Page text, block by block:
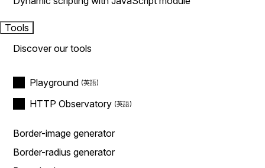
Tools
Discover our tools
Playground
HTTP Observatory
Border-image generator
Border-radius generator